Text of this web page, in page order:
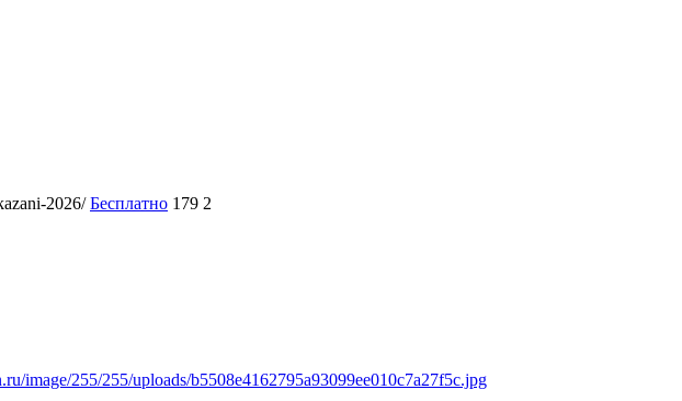
2026/ Бесплатно 179 2
image/255/255/uploads/b5508e4162795a93099ee010c7a27f5c.jpg